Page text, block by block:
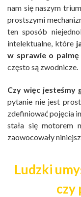
nam się naszym
prostszymi
ten sposób
intelektualne, które
w sprawie o
często są zwodnicze.
Czy więc jesteśmy
pytanie nie jest
zdefiniować pojęcia
stała się motorem
zaowocowały
Ludzki
czy